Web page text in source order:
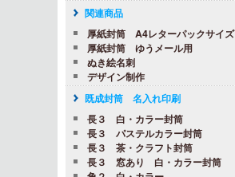
関連商品
厚紙封筒 A4レターパックサイズ
厚紙封筒 ゆうメール用
ぬき絵名刺
デザイン制作
既成封筒 名入れ印刷
長３ 白・カラー封筒
長３ パステルカラー封筒
長３ 茶・クラフト封筒
長３ 窓あり 白・カラー封筒